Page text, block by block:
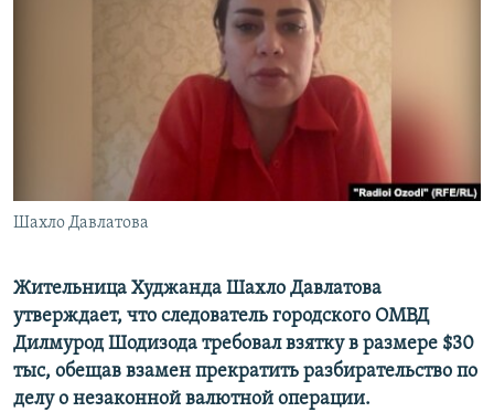
Шахло Давлатова
Жительница Худжанда Шахло Давлатова
утверждает, что следователь городского ОМВД
Дилмурод Шодизода требовал взятку в размере $30
тыс, обещав взамен прекратить разбирательство по
делу о незаконной валютной операции.